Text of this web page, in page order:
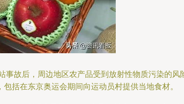
故后，周边地区农产品受到放射性物质污染的风
括在东京奥运会期间向运动员村提供当地食材。